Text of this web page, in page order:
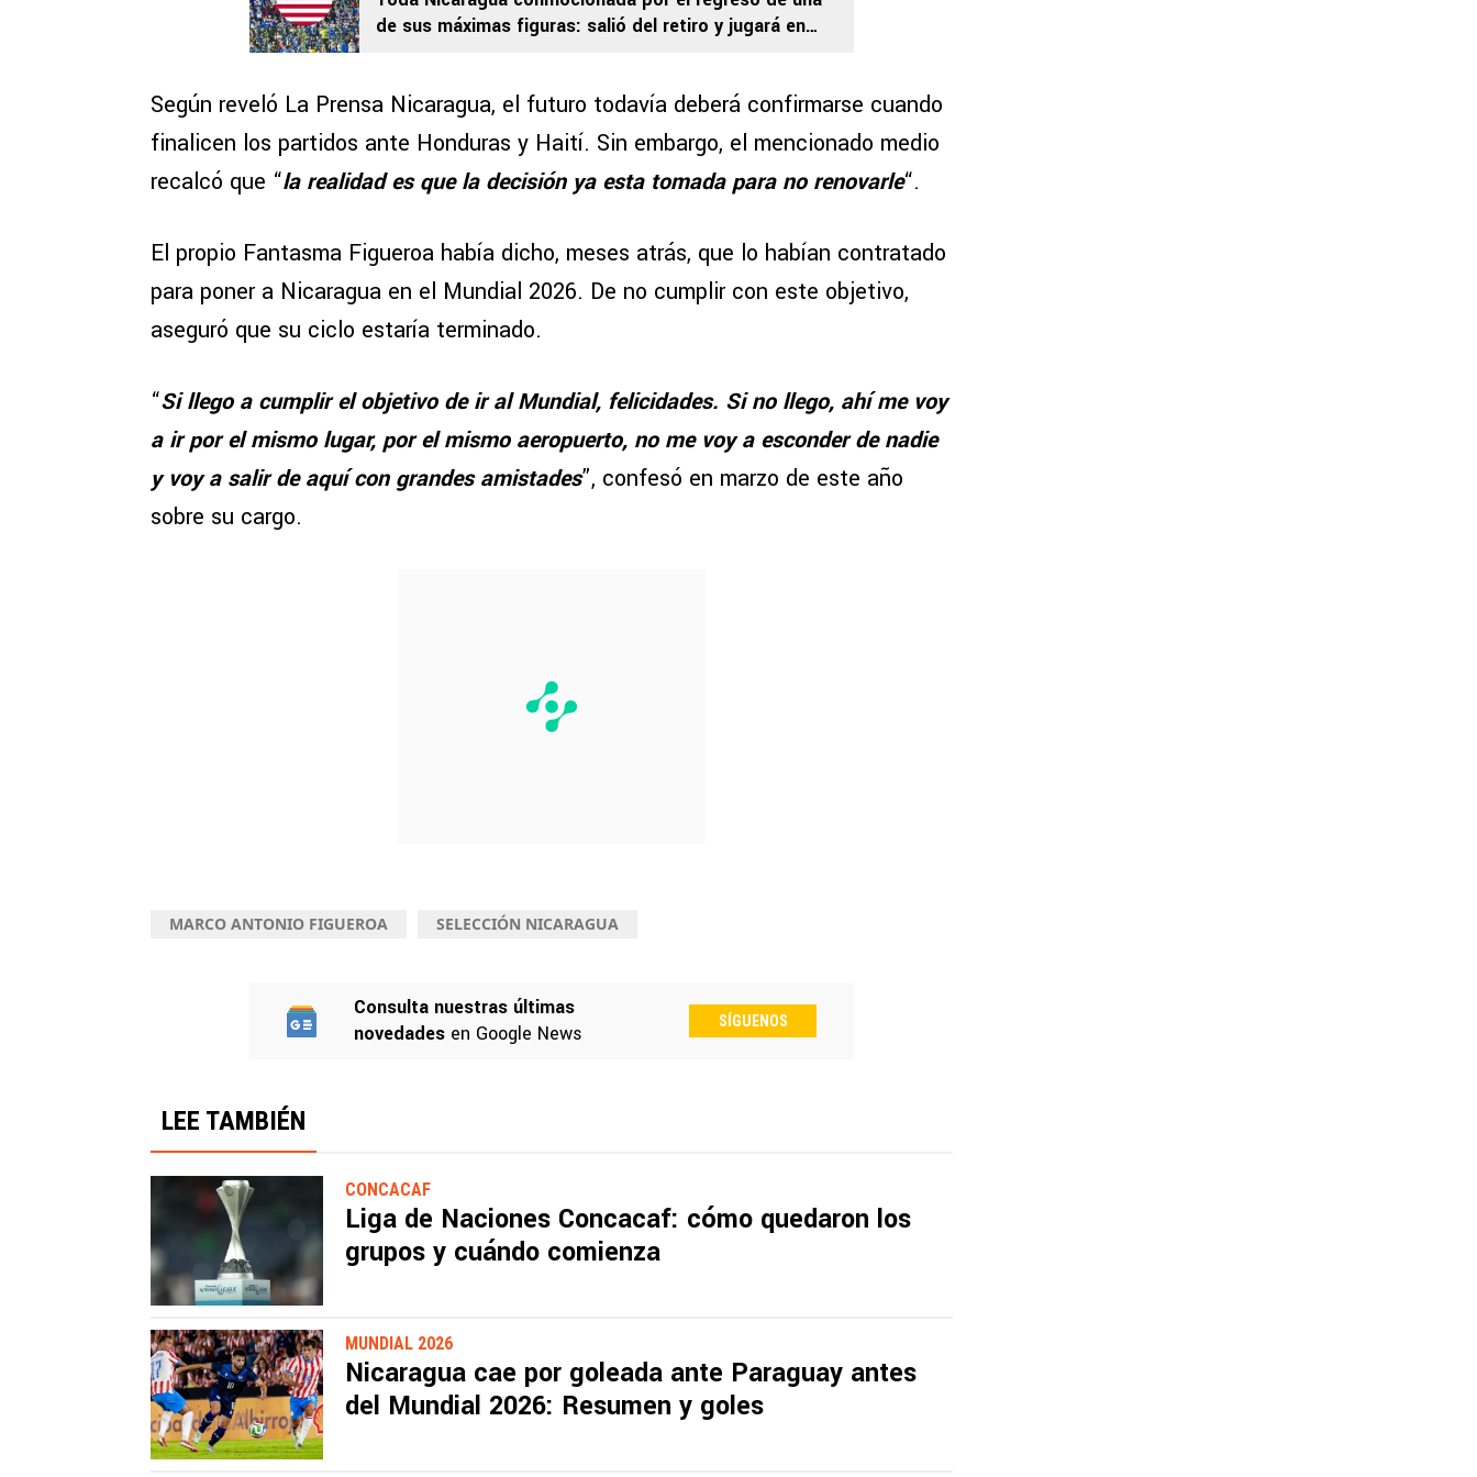
de sus máximas figuras: salió del retiro y jugará en
Según reveló La Prensa Nicaragua, el futuro todavía deberá confirmarse cuando
finalicen los partidos ante Honduras y Haití. Sin embargo, el mencionado medio
recalcó que “la realidad es que la decisión ya esta tomada para no renovarle“.
El propio Fantasma Figueroa había dicho, meses atrás, que lo habían contratado
para poner a Nicaragua en el Mundial 2026. De no cumplir con este objetivo,
aseguró que su ciclo estaría terminado.
“Si llego a cumplir el objetivo de ir al Mundial, felicidades. Si no llego, ahí me voy
a ir por el mismo lugar, por el mismo aeropuerto, no me voy a esconder de nadie
y voy a salir de aquí con grandes amistades”, confesó en marzo de este año
sobre su cargo.
MARCO ANTONIO FIGUEROA SELECCIÓN NICARAGUA
Consulta nuestras últimas
novedades en Google News
SÍGUENOS
LEE TAMBIÉN
CONCACAF
Liga de Naciones Concacaf: cómo quedaron los
grupos y cuándo comienza
MUNDIAL 2026
Nicaragua cae por goleada ante Paraguay antes
del Mundial 2026: Resumen y goles